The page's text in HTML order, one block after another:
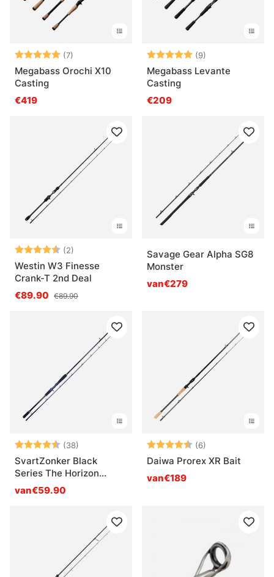
Beoordeling:
(7)
Megabass Orochi X10
Casting
€419
Beoordeling:
(9)
Megabass Levante
Casting
€209
Beoordeling:
(2)
Westin W3 Finesse
Crank-T 2nd Deal
€89.90 €89.90
Savage Gear Alpha SG8
Monster
van€279
Beoordeling:
(38)
4.6 uit 5 sterren
SvartZonker Black
Series The Horizon
Casting
van€59.90
Beoordeling:
(6)
Daiwa Prorex XR Bait
van€189